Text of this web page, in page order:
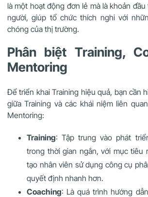
là một hoạt động đơn lẻ mà là khoản
người, giúp tổ chức thích nghi với
chóng của thị trường.
Phân biệt Training,
Mentoring
Để triển khai Training hiệu quả, bạn cần
giữa Training và các khái niệm liên
Mentoring:
Training: Tập trung vào phát
trong thời gian ngắn, với mục tiêu
tạo nhân viên sử dụng công cụ
quyết định nhanh hơn.
Coaching: Là quá trình hướng